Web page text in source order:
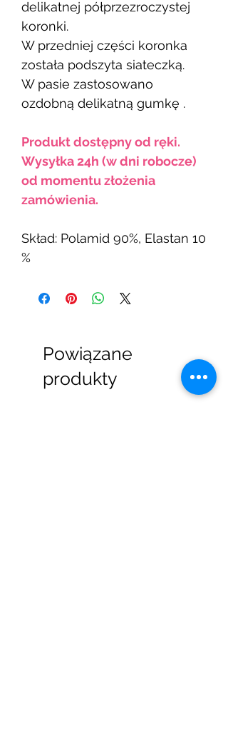
delikatnej półprzezroczystej
koronki.
W przedniej części koronka
została podszyta siateczką.
W pasie zastosowano
ozdobną delikatną gumkę .
Produkt dostępny od ręki.
Wysyłka 24h (w dni robocze)
od momentu złożenia
zamówienia.
Skład: Polamid 90%, Elastan 10
%
Powiązane
produkty